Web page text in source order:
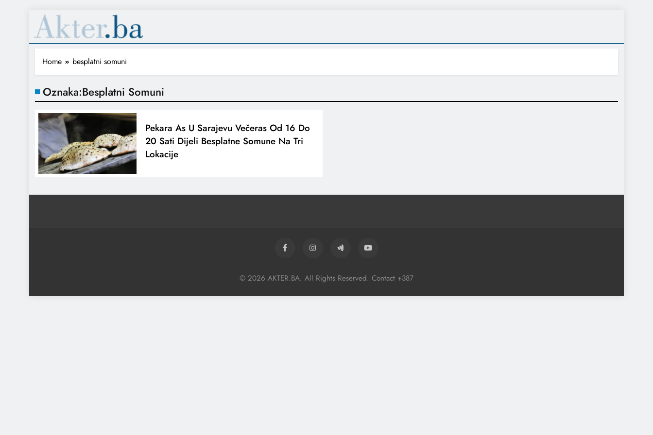
Home besplatni somuni
Oznaka:Besplatni Somuni
Pekara As U Sarajevu Večeras Od 16 Do
20 Sati Dijeli Besplatne Somune Na Tri
Lokacije
© 2026 AKTER.BA. All Rights Reserved. Contact +387